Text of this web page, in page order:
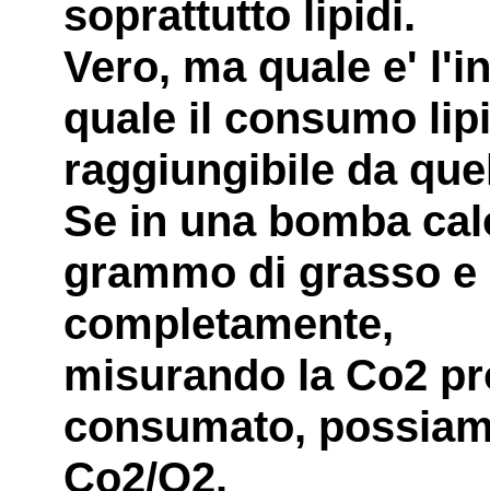
soprattutto lipidi.
Vero, ma quale e'
quale il consumo
raggiungibile da
Se in una bomba
grammo di grasso
completamente,
misurando la Co2
consumato,
Co2/O2.